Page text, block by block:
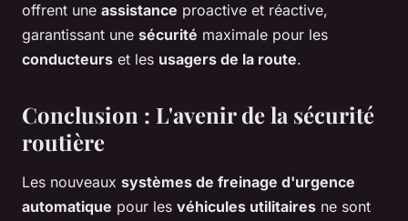
offrent une assistance proactive et réactive,
garantissant une sécurité maximale pour les
conducteurs et les usagers de la route.
Conclusion : L'avenir de la sécurité
routière
Les nouveaux systèmes de freinage d'urgence
automatique pour les véhicules utilitaires ne sont